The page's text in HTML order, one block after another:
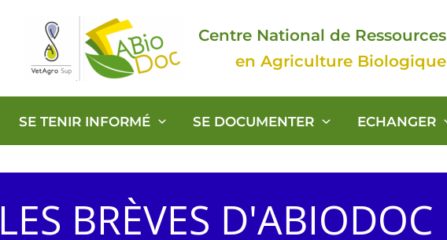
Centre National de Ressources
en Agriculture Biologique
SE TENIR INFORMÉ SE DOCUMENTER ECHANGER
LES BRÈVES D'ABIODOC